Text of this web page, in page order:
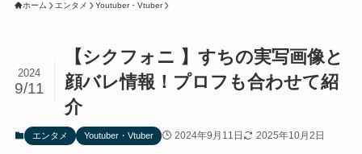
ホーム エンタメ Youtuber・Vtuber
【シクフォニ 】すちの実写画像と
顔バレ情報！プロフも合わせて紹
介
2024
9/11
エンタメ Youtuber・Vtuber 2024年9月11日 2025年10月2日